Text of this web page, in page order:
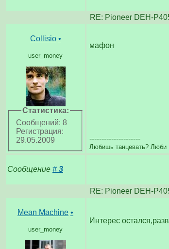
RE: Pioneer DEH-
Collisio •
user_money
Статистика:
Сообщений: 8
Регистрация:
29.05.2009
мафон
---------------------
Любишь танцевать? Люби
Сообщение # 3
RE: Pioneer DEH-
Mean Machine •
user_money
Интерес